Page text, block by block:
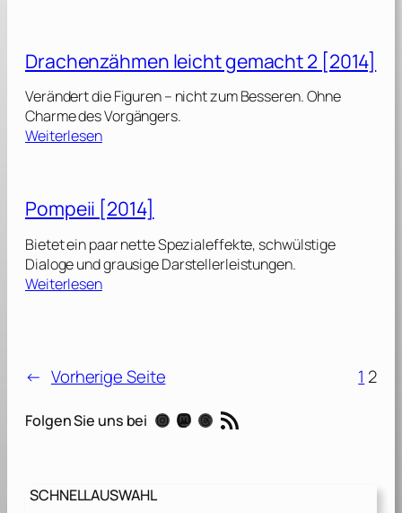
c
h
e
n
z
m
e
n
l
e
g
m
t
Drachenzähmen leicht gemacht 2 [2014]
Verändert die Figuren – nicht zum Besseren. Ohne
Charme des Vorgängers.
Weiterlesen:
a
c
e
n
z
e
n
e
h
Pompeii [2014]
Bietet ein paar nette Spezialeffekte, schwülstige
Dialoge und grausige Darstellerleistungen.
Weiterlesen:
e
i
1
← Vorherige Seite 1 2
Folgen Sie uns bei Instagram Mastodon Threads RSS-Feed
SCHNELLAUSWAHL